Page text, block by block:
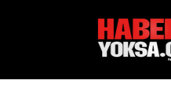
Hava Durumu